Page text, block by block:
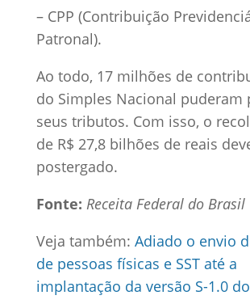
– CPP (Contribuição
Patronal).
Ao todo, 17 milhões de
do Simples Nacional puderam
seus tributos. Com isso, o
de R$ 27,8 bilhões de reais
postergado.
Fonte: Receita Federal do Brasil
Veja também: Adiado o envio
de pessoas físicas e SST até a
implantação da versão S-1.0